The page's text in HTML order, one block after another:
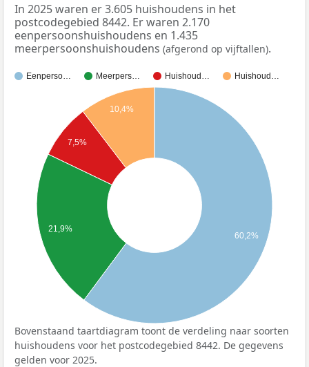
In 2025 waren er 3.605 huishoudens in het
postcodegebied 8442. Er waren 2.170
eenpersoonshuishoudens en 1.435
meerpersoonshuishoudens (afgerond op vijftallen).
Eenperso… Meerpers… Huishoud… Huishoud…
10,4%
7,5%
21,9%
60,2%
Bovenstaand taartdiagram toont de verdeling naar soorten
huishoudens voor het postcodegebied 8442. De gegevens
gelden voor 2025.